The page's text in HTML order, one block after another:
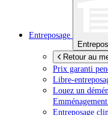
Entreposage
Retour au
Prix garanti
Libre-
Louez un
Entreposage